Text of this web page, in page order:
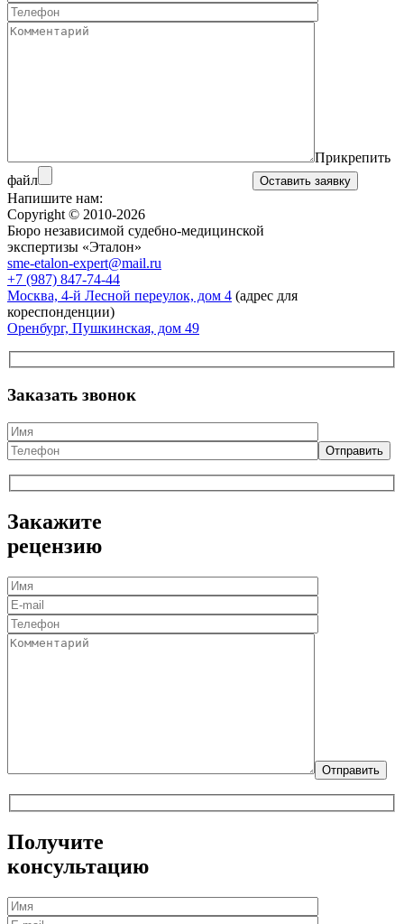
Прикрепить
файл
Напишите нам:
Copyright © 2010-2026
Бюро независимой судебно‑медицинской
экспертизы «Эталон»
sme-etalon-expert@mail.ru
+7 (987) 847-74-44
Москва, 4-й Лесной переулок, дом 4 (адрес для
кореспонденции)
Оренбург, Пушкинская, дом 49
Заказать звонок
Закажите
рецензию
Получите
консультацию